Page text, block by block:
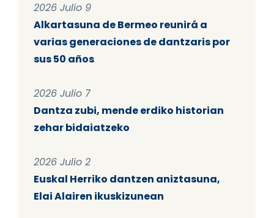
2026 Julio 9
Alkartasuna de Bermeo reunirá a
varias generaciones de dantzaris por
sus 50 años
2026 Julio 7
Dantza zubi, mende erdiko historian
zehar bidaiatzeko
2026 Julio 2
Euskal Herriko dantzen aniztasuna,
Elai Alairen ikuskizunean